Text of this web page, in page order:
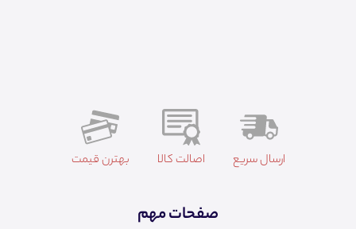
ارسال سریع اصالت کالا بهترن قیمت
صفحات مهم